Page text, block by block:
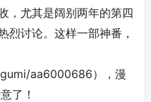
，尤其是阔别两年的第四
烈讨论。这样一部神番，
aa6000686），漫
了！